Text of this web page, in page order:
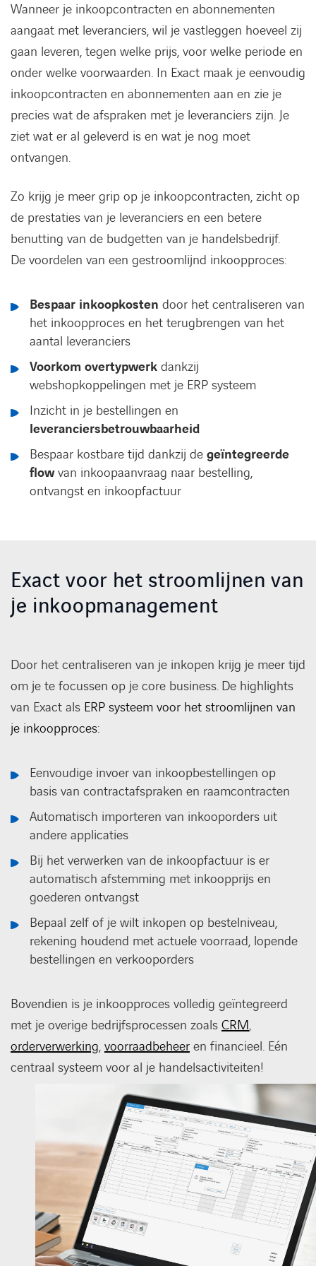
Wanneer je inkoopcontracten en abonnementen
aangaat met leveranciers, wil je vastleggen hoeveel zij
gaan leveren, tegen welke prijs, voor welke periode en
onder welke voorwaarden. In Exact maak je eenvoudig
inkoopcontracten en abonnementen aan en zie je
precies wat de afspraken met je leveranciers zijn. Je
ziet wat er al geleverd is en wat je nog moet
ontvangen.
Zo krijg je meer grip op je inkoopcontracten, zicht op
de prestaties van je leveranciers en een betere
benutting van de budgetten van je handelsbedrijf.
De voordelen van een gestroomlijnd inkoopproces:
Bespaar inkoopkosten door het centraliseren van
het inkoopproces en het terugbrengen van het
aantal leveranciers
Voorkom overtypwerk dankzij
webshopkoppelingen met je ERP systeem
Inzicht in je bestellingen en
leveranciersbetrouwbaarheid
Bespaar kostbare tijd dankzij de geïntegreerde
flowvan inkoopaanvraag naar bestelling,
ontvangst en inkoopfactuur
Exact voor het stroomlijnen van
je inkoopmanagement
Door het centraliseren van je inkopen krijg je meer tijd
om je te focussen op je core business. De highlights
van Exact als ERP systeem voor het stroomlijnen van
je inkoopproces:
Eenvoudige invoer van inkoopbestellingen op
basis van contractafspraken en raamcontracten
Automatisch importeren van inkooporders uit
andere applicaties
Bij het verwerken van de inkoopfactuur is er
automatisch afstemming met inkoopprijs en
goederen ontvangst
Bepaal zelf of je wilt inkopen op bestelniveau,
rekening houdend met actuele voorraad, lopende
bestellingen en verkooporders
Bovendien is je inkoopproces volledig geïntegreerd
met je overige bedrijfsprocessen zoals CRM,
orderverwerking, voorraadbeheer en financieel. Eén
centraal systeem voor al je handelsactiviteiten!